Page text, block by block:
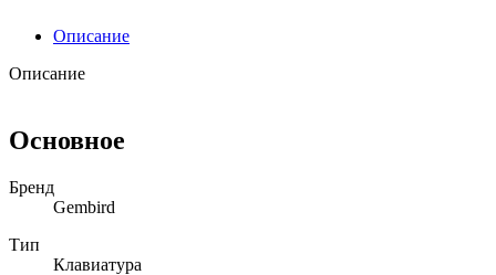
Описание
Описание
Основное
Бренд
Gembird
Тип
Клавиатура